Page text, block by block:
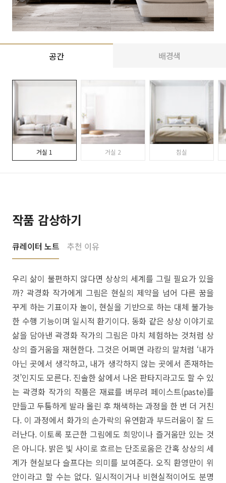
공간 배경색
거실 1 거실 2 침실
작품 감상하기
큐레이터 노트 추천 이유
우리 삶이 불편하지 않다면 상상의 세계를 그릴 필요가 있을
까? 곽경화 작가에게 그림은 현실의 제약을 넘어 다른 꿈을
꾸게 하는 기표이자 놀이, 현실을 기반으로 하는 대체 불가능
한 수행 기능이며 일시적 환기이다. 동화 같은 상상 이야기로
삶을 담아낸 곽경화 작가의 그림은 마치 체험하는 것처럼 상
상의 즐거움을 재현한다. 그것은 어쩌면 라캉의 말처럼 ‘내가
아닌 곳에서 생각하고, 내가 생각하지 않는 곳에서 존재하는
것’인지도 모른다. 진솔한 삶에서 나온 판타지라고도 할 수 있
는 곽경화 작가의 작품은 재료를 버무려 페이스트(paste)를
만들고 두툼하게 발라 올린 후 채색하는 과정을 한 번 더 거친
다. 이 과정에서 화가의 손가락의 유연함과 부드러움이 잘 드
러난다. 이토록 포근한 그림에도 희망이나 즐거움만 있는 것
은 아니다. 밝은 빛 사이로 흐르는 단조로움은 간혹 상상의 세
계가 현실보다 슬프다는 의미를 보여준다. 오직 환영만이 위
안이라고 할 수는 없다. 일시적이거나 비현실적이어도 분명